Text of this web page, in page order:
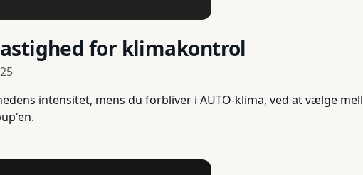
for klimakontrol
intensitet, mens du forbliver i AUTO-klima, ved at vælge